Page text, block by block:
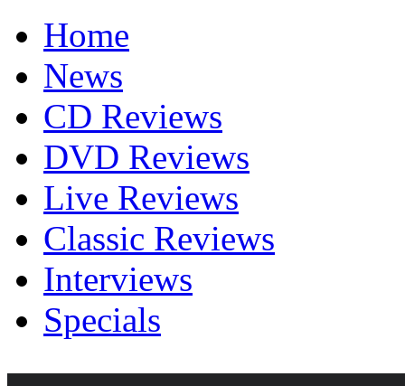
Home
News
CD Reviews
DVD Reviews
Live Reviews
Classic Reviews
Interviews
Specials